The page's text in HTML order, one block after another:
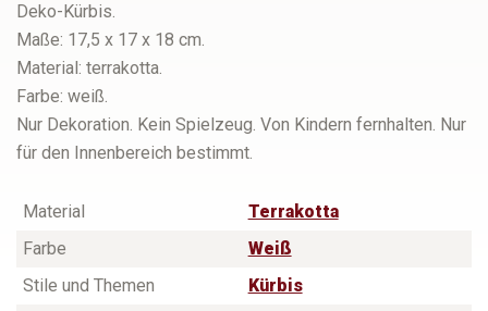
Deko-Kürbis.
Maße: 17,5 x 17 x 18 cm.
Material: terrakotta.
Farbe: weiß.
Nur Dekoration. Kein Spielzeug. Von Kindern fernhalten. Nur
für den Innenbereich bestimmt.
Material
Terrakotta
Farbe
Weiß
Stile und Themen
Kürbis